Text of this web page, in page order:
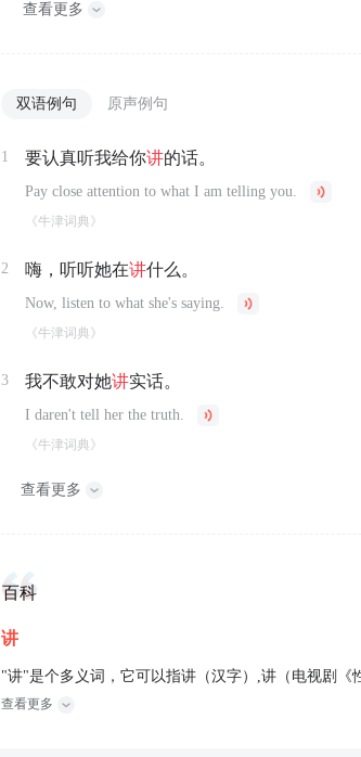
查看更多
双语例句 原声例句
1 要认真听我给你讲的话。
Pay close attention to what I am telling you.
《牛津词典》
2 嗨，听听她在讲什么。
Now, listen to what she's saying.
《牛津词典》
3 我不敢对她讲实话。
I daren't tell her the truth.
《牛津词典》
查看更多
百科
讲
"讲"是个多义词，它可以指讲（汉字）,讲（电视剧《
查看更多